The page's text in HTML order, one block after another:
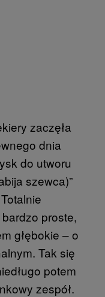
zaczęła
dnia
do utworu
szewca)”
proste,
głębokie – o
Tak się
potem
zespół.